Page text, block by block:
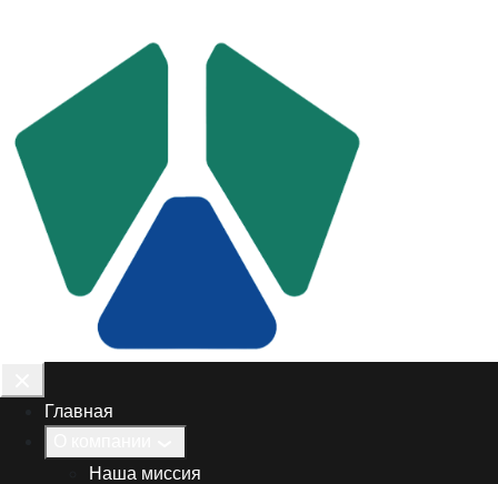
Главная
Наша миссия